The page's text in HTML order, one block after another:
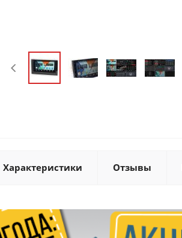
Характеристики Отзывы